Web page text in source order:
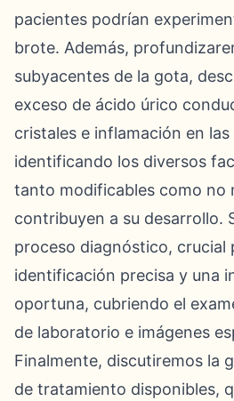
pacientes podrían
brote. Además,
subyacentes de la gota,
exceso de ácido úrico
cristales e inflamación en
identificando los diversos
tanto modificables como
contribuyen a su desarrollo.
proceso diagnóstico, crucial
identificación precisa y una
oportuna, cubriendo el
de laboratorio e imágenes
Finalmente, discutiremos la
de tratamiento disponibles,